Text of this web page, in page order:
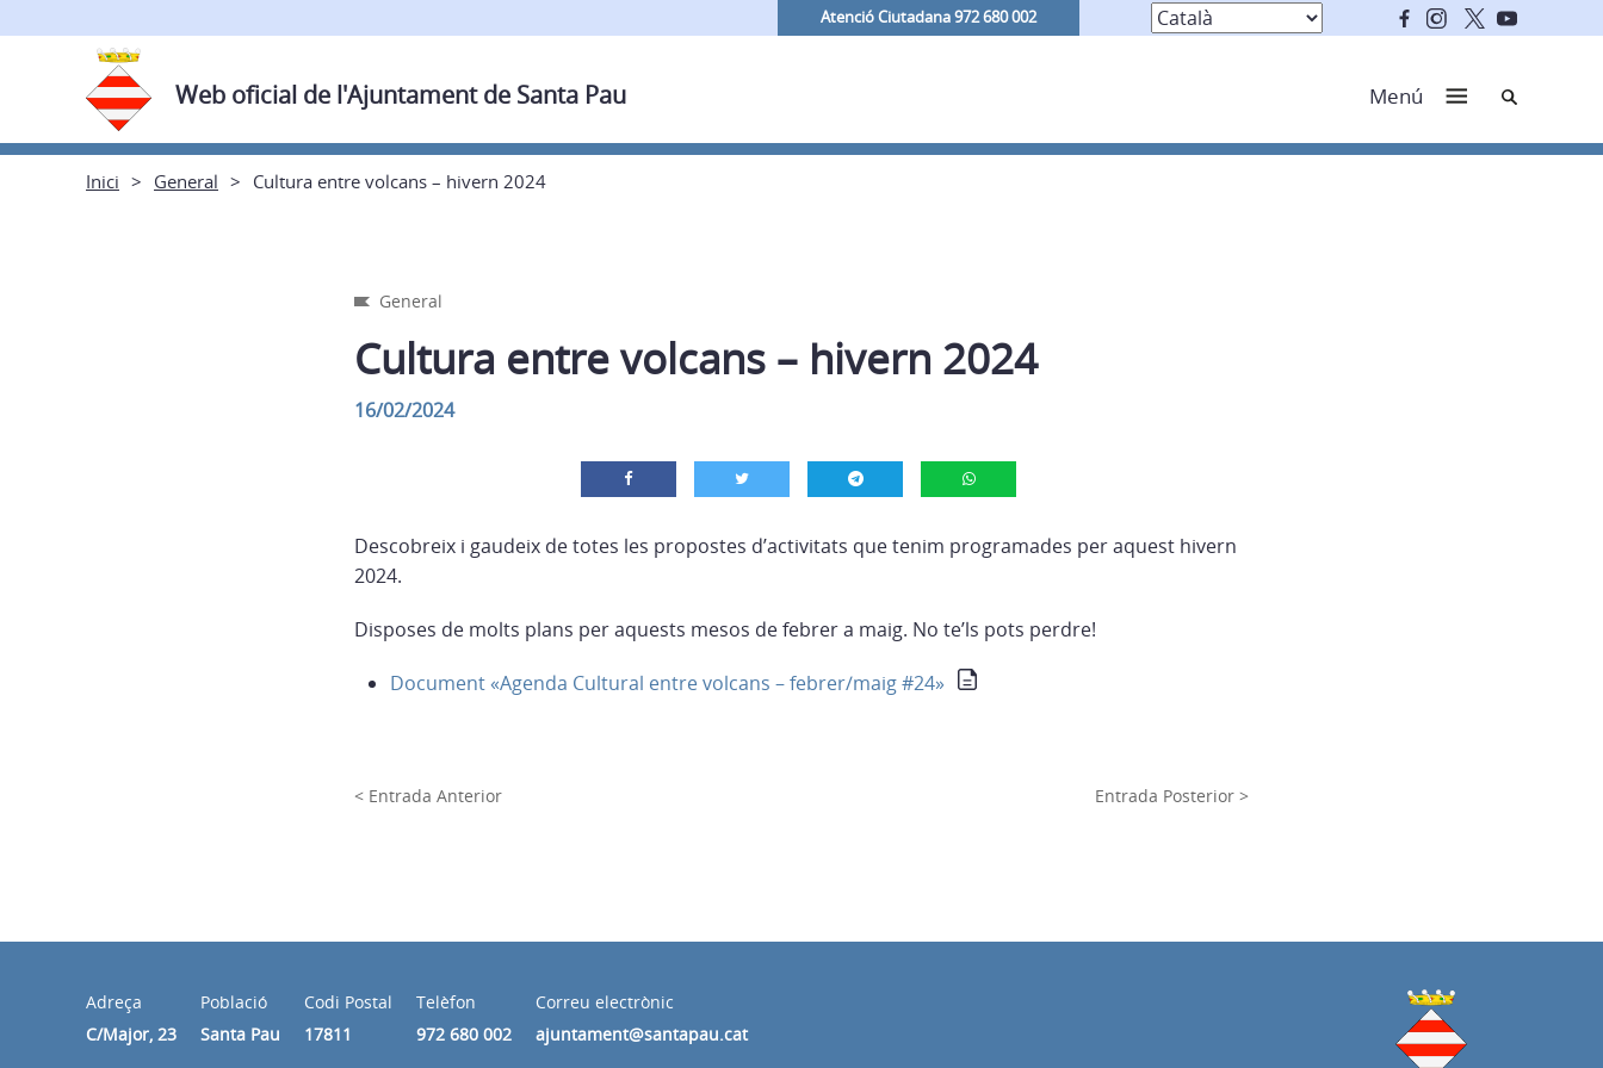
Atenció Ciutadana 972 680 002
Web oficial de l'Ajuntament de Santa Pau Menú Cerca
Inici General Cultura entre volcans – hivern 2024
General
Cultura entre volcans – hivern 2024
16/02/2024
Descobreix i gaudeix de totes les propostes d’activitats que tenim programades per aquest hivern
2024.
Disposes de molts plans per aquests mesos de febrer a maig. No te’ls pots perdre!
Document «Agenda Cultural entre volcans – febrer/maig #24»
< Entrada Anterior Entrada Posterior >
Adreça
C/Major, 23
Població
Santa Pau
Codi Postal
17811
Telèfon
972 680 002
Correu electrònic
ajuntament@santapau.cat